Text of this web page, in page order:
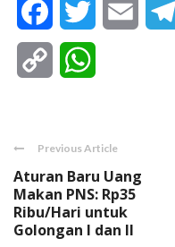
FacebookTwitter Email
Copy
Previous Article
Aturan Baru Uang
Makan PNS: Rp35
Ribu/Hari untuk
Golongan I dan II